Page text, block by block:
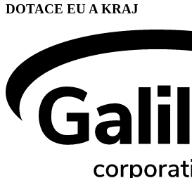
DOTACE EU A KRAJ